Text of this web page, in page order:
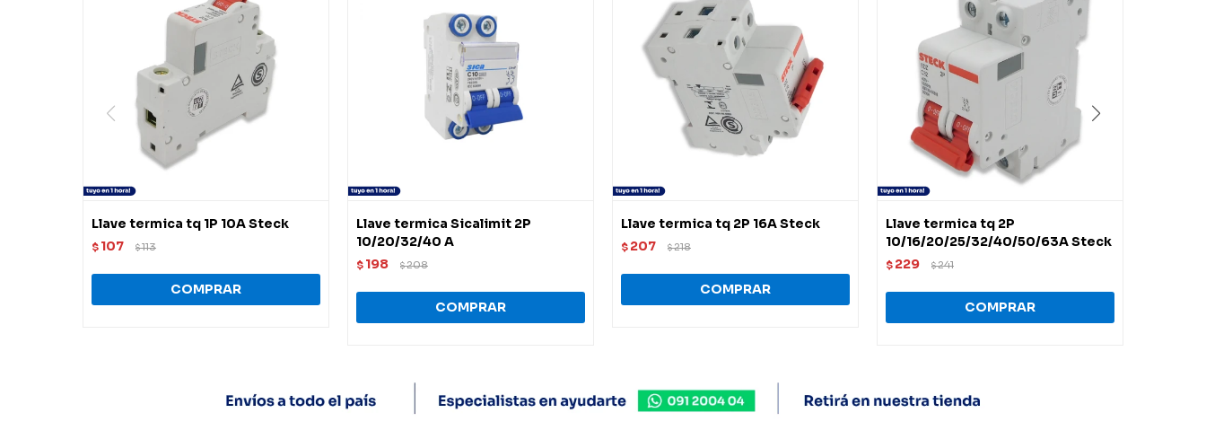
Llave termica tq 1P 10A Steck
$ 107 $113
Llave termica Sicalimit 2P
10/20/32/40 A
$ 198 $208
Llave termica tq 2P 16A Steck
$ 207 $218
Llave termica tq 2P
10/16/20/25/32/40/50/63A Steck
$ 229 $241